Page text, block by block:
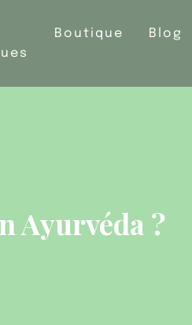
Boutique Blog
Ayurvéda ?